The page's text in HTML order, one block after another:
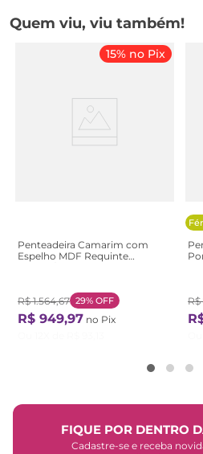
Quem viu, viu também!
15% no Pix
Penteadeira Camarim com
Espelho MDF Requinte
R$ 1.564,67 29% OFF
R$ 949,97 no Pix
R$
FIQUE POR DENTRO
Cadastre-se e receba